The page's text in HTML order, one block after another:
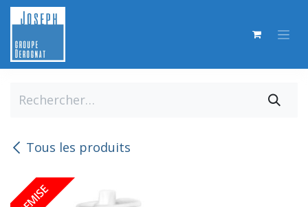
Se rendre au contenu
Tous les produits